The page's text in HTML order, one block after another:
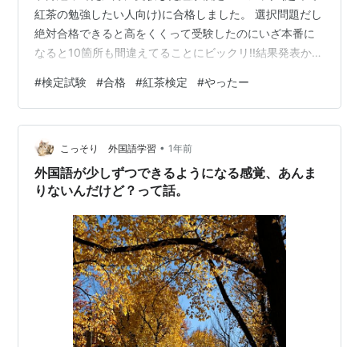
紅茶の勉強したい人向け)に合格しました。 選択問題だし
絶対合格できると高をくくって受験したのにいざ本番に
なると10箇所も間違えてることにビックリ!!結果発表から
崩しすぎて「こんなにボロボロな今の私と、コツコツ勉
強して合格した私は同じ人間なのか😂」って当時は悲し
くなってました。 めでたいことなのに。笑試験が終わっ
てすっかり気が緩みゲームしまくってたら色々と頭から
抜け落ちてしまった。 合格して終わりじゃ何の意味ない
からまた地道にコツコツ勉強しよ…
#検定試験 #合格 #紅茶検定 #やったー
こっそり 外国語学習 • 1年前
外国語が少しずつできるようになる感覚、あんま
りないんだけど？って話。